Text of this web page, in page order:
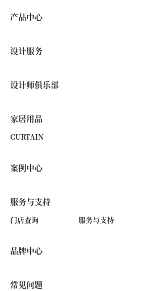
产品中心
设计服务
设计师俱乐部
家居用品
CURTAIN
案例中心
服务与支持
门店查询 服务与支持
品牌中心
常见问题